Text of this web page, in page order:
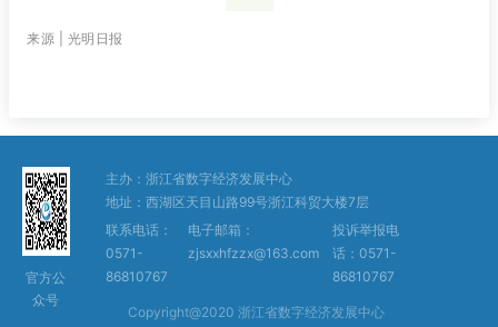
来源 | 光明日报
官方公
众号
主办：浙江省数字经济发展中心
地址：西湖区天目山路99号浙江科贸大楼7层
联系电话：
0571-
86810767
电子邮箱：
zjsxxhfzzx@163.com
投诉举报电
话：0571-
86810767
Copyright@2020 浙江省数字经济发展中心